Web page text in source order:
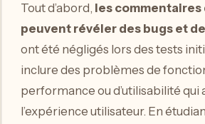
Tout d’abord, les
peuvent révéler des bugs et
ont été négligés lors des tests
inclure des problèmes de
performance ou d’utilisabilité
l’expérience utilisateur. En